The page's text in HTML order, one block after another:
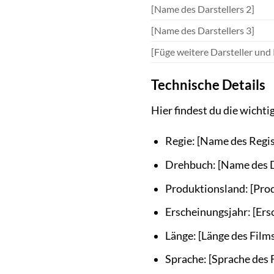
[Name des Darstellers 2]
[Name des Darstellers 3]
[Füge weitere Darsteller und
Technische Details
Hier findest du die
Regie: [Name des
Drehbuch: [Name des
Produktionsland:
Erscheinungsjahr:
Länge: [Länge des
Sprache: [Sprache des